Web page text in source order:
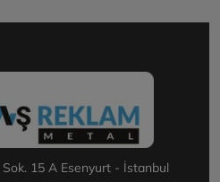
15 A Esenyurt - İstanbul